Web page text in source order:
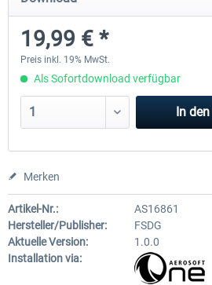
29,75 € *
19,99 € *
Preis inkl. 19% MwSt.
Als Sofortdownload verfügbar
In den
Merken
Artikel-Nr.:
AS16861
Hersteller/Publisher:
FSDG
Aktuelle Version:
1.0.0
Installation via: